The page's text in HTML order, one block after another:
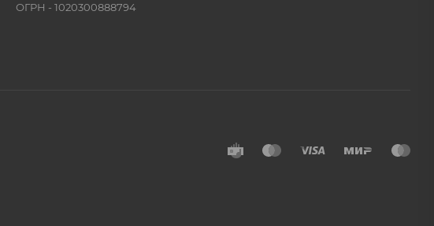
ОГРН - 1020300888794